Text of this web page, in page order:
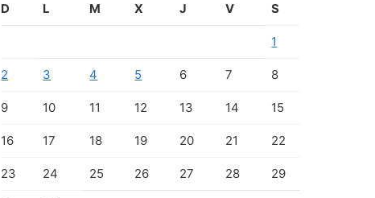
D L M X J V S
1
2 3 4 5 6 7 8
9 10 11 12 13 14 15
16 17 18 19 20 21 22
23 24 25 26 27 28 29